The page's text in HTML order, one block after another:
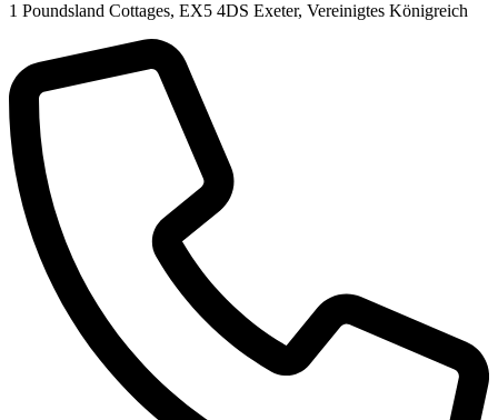
1 Poundsland Cottages, EX5 4DS Exeter, Vereinigtes Königreich